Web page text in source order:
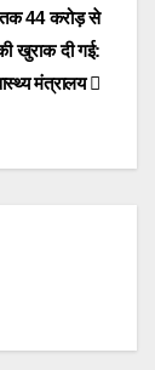
44 करोड़ से
खुराक दी गई:
मंत्रालय